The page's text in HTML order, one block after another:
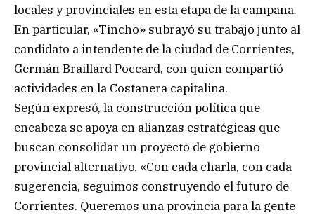
locales y provinciales en esta etapa de la campaña.
En particular, «Tincho» subrayó su trabajo junto al
candidato a intendente de la ciudad de Corrientes,
Germán Braillard Poccard, con quien compartió
actividades en la Costanera capitalina.
Según expresó, la construcción política que
encabeza se apoya en alianzas estratégicas que
buscan consolidar un proyecto de gobierno
provincial alternativo. «Con cada charla, con cada
sugerencia, seguimos construyendo el futuro de
Corrientes. Queremos una provincia para la gente